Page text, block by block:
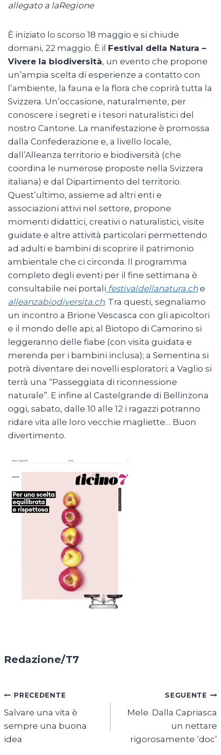
allegato a laRegione
È iniziato lo scorso 18 maggio e si chiude
domani, 22 maggio. È il Festival della Natura –
Vivere la biodiversità, un evento che propone
un’ampia scelta di esperienze a contatto con
l’ambiente, la fauna e la flora che coprirà tutta la
Svizzera. Un’occasione, naturalmente, per
conoscere i segreti e i tesori naturalistici del
nostro Cantone. La manifestazione è promossa
dalla Confederazione e, a livello locale,
dall’Alleanza territorio e biodiversità (che
coordina le numerose proposte nella Svizzera
italiana) e dal Dipartimento del territorio.
Quest’ultimo, assieme ad altri enti e
associazioni attivi nel settore, propone
momenti didattici, creativi o naturalistici, visite
guidate e altre attività particolari permettendo
ad adulti e bambini di scoprire il patrimonio
ambientale che ci circonda. Il programma
completo degli eventi per il fine settimana è
consultabile nei portali festivaldellanatura.ch e
alleanzabiodiversita.ch. Tra questi, segnaliamo
un incontro a Brione Vescasca con gli apicoltori
e il mondo delle api; al Biotopo di Camorino si
leggeranno delle fiabe (con visita guidata e
merenda per i bambini inclusa); a Sementina si
potrà diventare dei novelli esploratori; a Vaglio si
terrà una “Passeggiata di riconnessione
naturale”. E infine al Castelgrande di Bellinzona
oggi, sabato, dalle 10 alle 12 i ragazzi potranno
ridare vita alle loro vecchie magliette… Buon
divertimento.
Redazione/T7
Navigazione
articoli
PRECEDENTE
Salvare una vita è
sempre una buona
idea
SEGUENTE
Mele. Dalla Capriasca
un nettare
rigorosamente ‘doc’